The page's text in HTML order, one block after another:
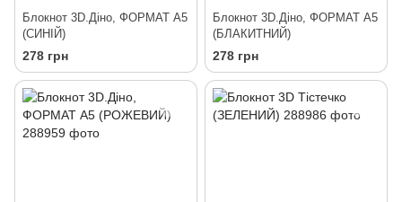
Блокнот 3D.Діно, ФОРМАТ А5
(СИНІЙ)
278 грн
Блокнот 3D.Діно, ФОРМАТ А5
(БЛАКИТНИЙ)
278 грн